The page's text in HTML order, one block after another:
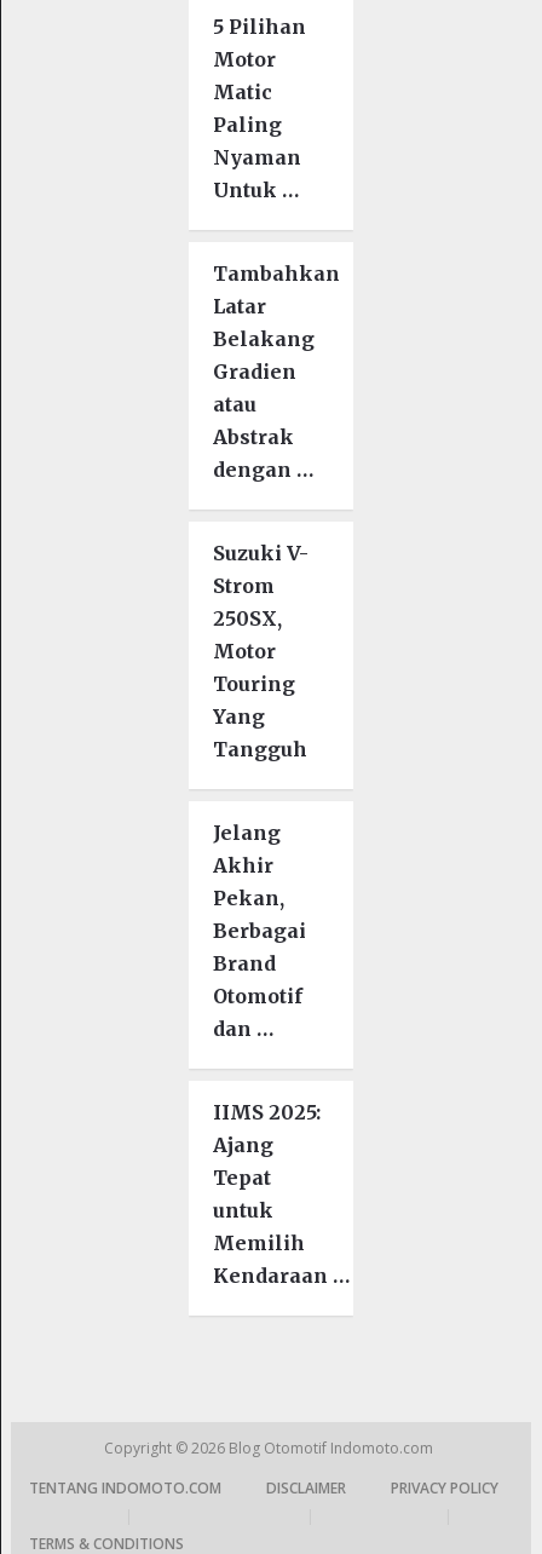
5 Pilihan
Motor
Matic
Paling
Nyaman
Untuk …
Tambahkan
Latar
Belakang
Gradien
atau
Abstrak
dengan …
Suzuki V-
Strom
250SX,
Motor
Touring
Yang
Tangguh
Jelang
Akhir
Pekan,
Berbagai
Brand
Otomotif
dan …
IIMS 2025:
Ajang
Tepat
untuk
Memilih
Kendaraan …
Copyright © 2026 Blog Otomotif Indomoto.com
TENTANG INDOMOTO.COM
DISCLAIMER
PRIVACY POLICY
TERMS & CONDITIONS